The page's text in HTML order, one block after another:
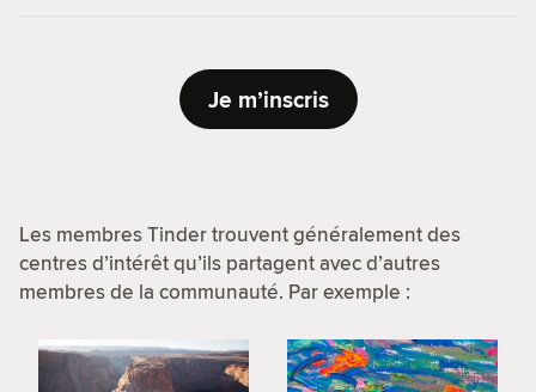
Je m’inscris
Les membres Tinder trouvent généralement des
centres d’intérêt qu’ils partagent avec d’autres
membres de la communauté. Par exemple :